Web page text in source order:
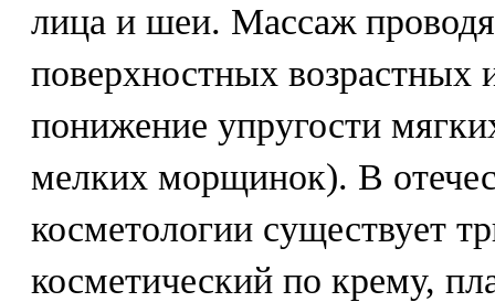
лица и шеи. Массаж
поверхностных возрастных
понижение упругости
мелких морщинок). В
косметологии существует
косметический по крему,